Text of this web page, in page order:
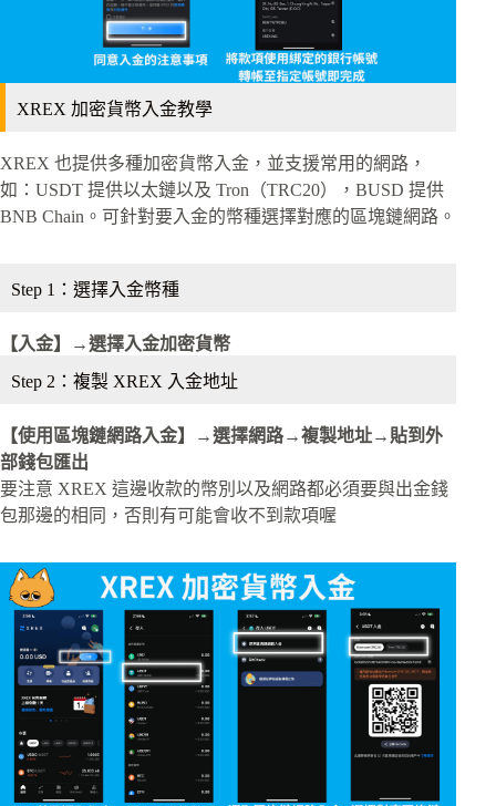
XREX 加密貨幣入金教學
XREX 也提供多種加密貨幣入金，並支援常用的網路，
如：USDT 提供以太鏈以及 Tron（TRC20），BUSD 提供
BNB Chain。可針對要入金的幣種選擇對應的區塊鏈網路。
Step 1：選擇入金幣種
【入金】→選擇入金加密貨幣
Step 2：複製 XREX 入金地址
【使用區塊鏈網路入金】→選擇網路→複製地址→貼到外
部錢包匯出
要注意 XREX 這邊收款的幣別以及網路都必須要與出金錢
包那邊的相同，否則有可能會收不到款項喔